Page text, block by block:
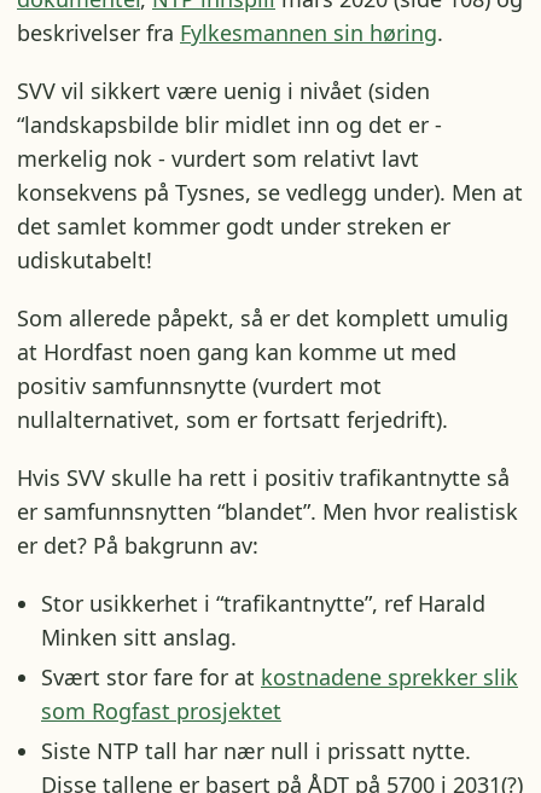
beskrivelser fra Fylkesmannen sin høring.
SVV vil sikkert være uenig i nivået (siden
“landskapsbilde blir midlet inn og det er -
merkelig nok - vurdert som relativt lavt
konsekvens på Tysnes, se vedlegg under). Men at
det samlet kommer godt under streken er
udiskutabelt!
Som allerede påpekt, så er det komplett umulig
at Hordfast noen gang kan komme ut med
positiv samfunnsnytte (vurdert mot
nullalternativet, som er fortsatt ferjedrift).
Hvis SVV skulle ha rett i positiv trafikantnytte så
er samfunnsnytten “blandet”. Men hvor realistisk
er det? På bakgrunn av:
Stor usikkerhet i “trafikantnytte”, ref Harald
Minken sitt anslag.
Svært stor fare for at kostnadene sprekker slik
som Rogfast prosjektet
Siste NTP tall har nær null i prissatt nytte.
Disse tallene er basert på ÅDT på 5700 i 2031(?)